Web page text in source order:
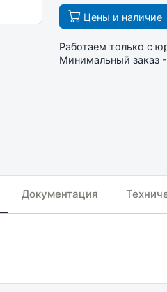
Цены и наличие
Работаем только с
Минимальный заказ
Документация